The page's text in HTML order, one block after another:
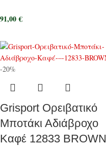
91,00€
-20%
Grisport Ορειβατικό
Μποτάκι Αδιάβροχο
Καφέ 12833 BROWN